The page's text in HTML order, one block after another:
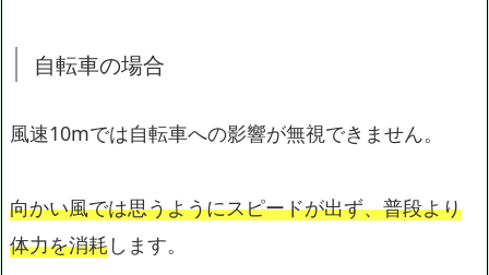
自転車の場合
風速10mでは自転車への影響が無視できません。
向かい風では思うようにスピードが出ず、普段より
体力を消耗します。